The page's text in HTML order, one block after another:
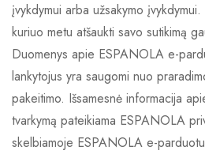
įvykdymui arba užsakymo
kuriuo metu atšaukti savo sutikimą
Duomenys apie ESPANOLA e-
lankytojus yra saugomi nuo
pakeitimo. Išsamesnė informacija
tvarkymą pateikiama ESPANOLA
skelbiamoje ESPANOLA e-